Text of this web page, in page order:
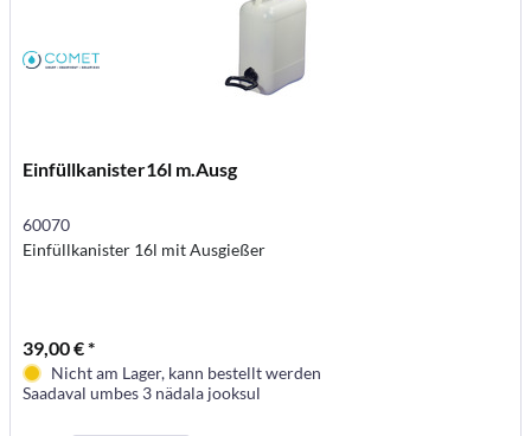
Einfüllkanister16l m.Ausg
60070
Einfüllkanister 16l mit Ausgießer
39,00 € *
Nicht am Lager, kann bestellt werden
Saadaval umbes 3 nädala jooksul